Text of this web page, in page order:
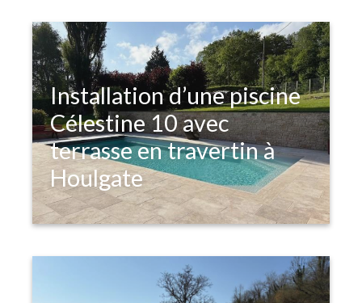
Installation d’une piscine
Célestine 10 avec
terrasse en travertin à
Houlgate